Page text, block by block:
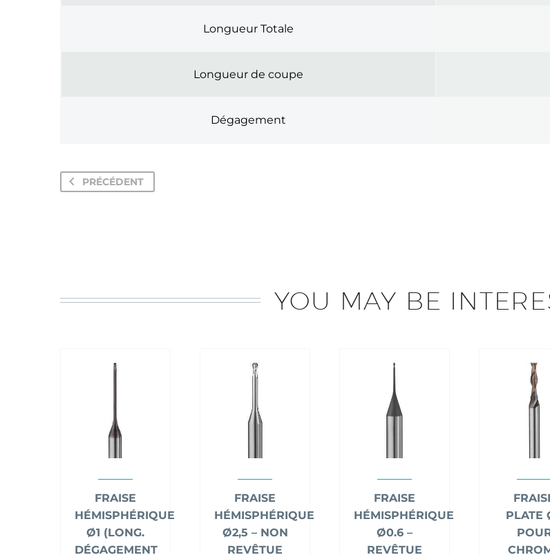
Longueur Totale
Longueur de coupe
Dégagement
PRÉCÉDENT
YOU MAY BE
FRAISE
HÉMISPHÉRIQUE
Ø1 (LONG.
DÉGAGEMENT
FRAISE
HÉMISPHÉRIQUE
Ø2,5 – NON
REVÊTUE
FRAISE
HÉMISPHÉRIQUE
Ø0.6 –
REVÊTUE
PLATE